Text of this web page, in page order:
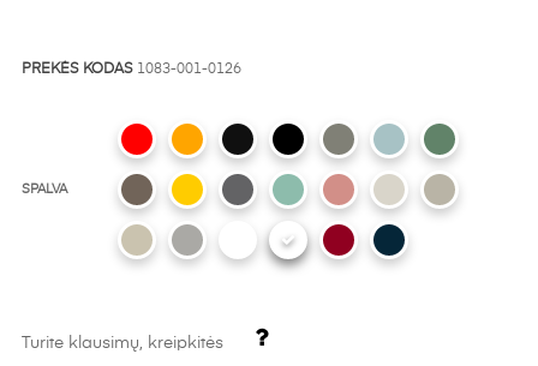
PREKĖS KODAS 1083-001-0126
SPALVA
Turite klausimų, kreipkitės